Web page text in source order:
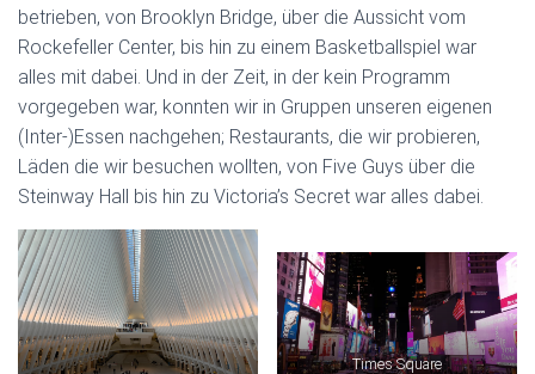
betrieben, von Brooklyn Bridge, über die Aussicht vom
Rockefeller Center, bis hin zu einem Basketballspiel war
alles mit dabei. Und in der Zeit, in der kein Programm
vorgegeben war, konnten wir in Gruppen unseren eigenen
(Inter-)Essen nachgehen; Restaurants, die wir probieren,
Läden die wir besuchen wollten, von Five Guys über die
Steinway Hall bis hin zu Victoria’s Secret war alles dabei.
Times Square